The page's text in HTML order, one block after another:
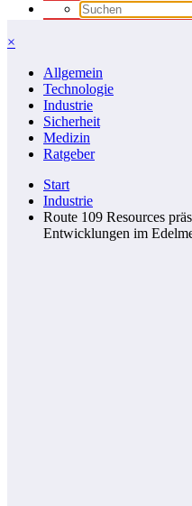
×
Allgemein
Technologie
Industrie
Sicherheit
Medizin
Ratgeber
Start
Industrie
Route 109 Resources
Entwicklungen im